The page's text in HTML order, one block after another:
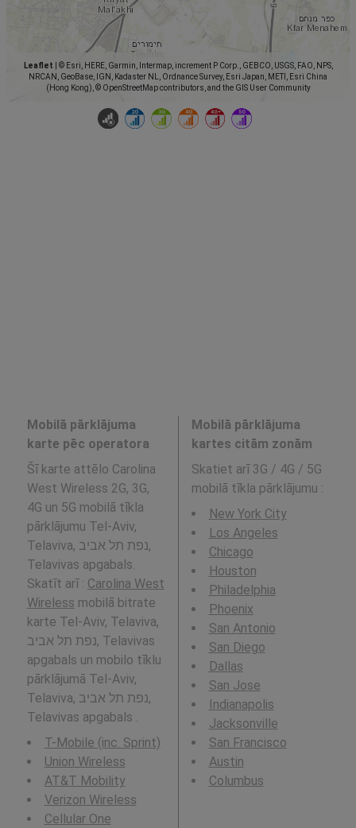
Leaflet
© Esri, HERE, Garmin, Intermap, increment P Corp., GEBCO, USGS, FAO, NPS,
NRCAN, GeoBase, IGN, Kadaster NL, Ordnance Survey, Esri Japan, METI, Esri China
(Hong Kong), © OpenStreetMap contributors, and the GIS User Community
Mobilā pārklājuma
karte pēc operatora
Šī karte attēlo Carolina
West Wireless 2G, 3G,
4G un 5G mobilā tīkla
pārklājumu Tel-Aviv,
Telaviva, נפת תל אביב,
Telavivas apgabals.
Skatīt arī : Carolina West
Wireless mobilā bitrate
karte Tel-Aviv, Telaviva,
נפת תל אביב, Telavivas
apgabals un mobilo tīklu
pārklājumā Tel-Aviv,
Telaviva, נפת תל אביב,
Telavivas apgabals .
T-Mobile (inc. Sprint)
Union Wireless
AT&T Mobility
Verizon Wireless
Cellular One
Mobilā pārklājuma
kartes citām zonām
Skatiet arī 3G / 4G / 5G
mobilā tīkla pārklājumu :
New York City
Los Angeles
Chicago
Houston
Philadelphia
Phoenix
San Antonio
San Diego
Dallas
San Jose
Indianapolis
Jacksonville
San Francisco
Austin
Columbus